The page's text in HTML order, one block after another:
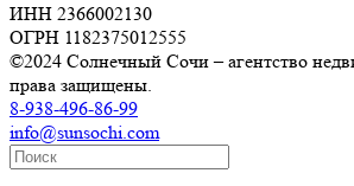
ИНН 2366002130
ОГРН 1182375012555
©2024 Солнечный Сочи – агентство
права защищены.
8-938-496-86-99
info@sunsochi.com